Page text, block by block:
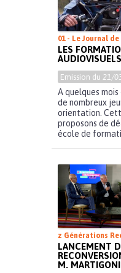
01 - Le Journal
LES
Emission du 21/
A quelques
de nombreux
orientation.
proposons de
école de
z Générations
LANCEMENT
M. MARTIGONI